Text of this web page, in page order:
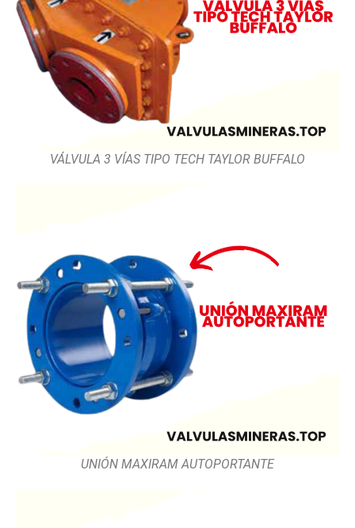
VÁLVULA 3 VÍAS TIPO TECH TAYLOR BUFFALO
UNIÓN MAXIRAM AUTOPORTANTE